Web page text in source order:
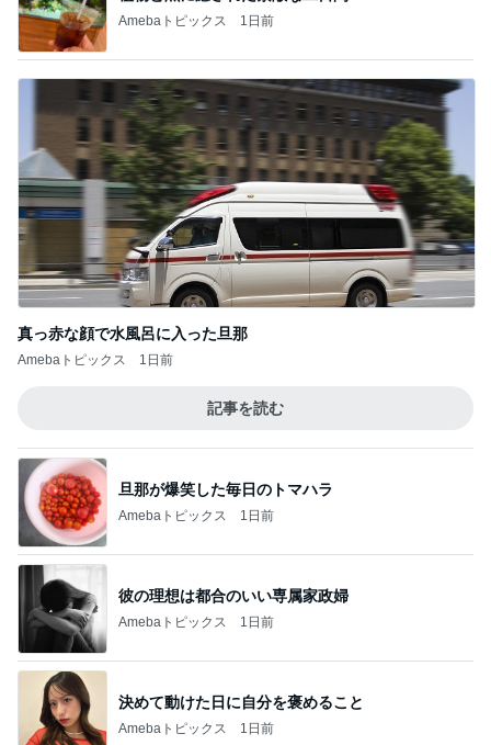
Amebaトピックス 1日前
真っ赤な顔で水風呂に入った旦那
Amebaトピックス 1日前
記事を読む
旦那が爆笑した毎日のトマハラ
Amebaトピックス 1日前
彼の理想は都合のいい専属家政婦
Amebaトピックス 1日前
決めて動けた日に自分を褒めること
Amebaトピックス 1日前